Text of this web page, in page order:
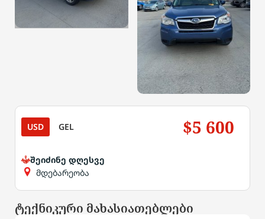
USD GEL $5 600
შეიძინე დღესვე
მდებარეობა
ტექნიკური მახასიათებლები